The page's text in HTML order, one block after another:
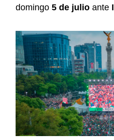
domingo5 de julio ante